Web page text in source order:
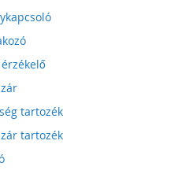
tartozék
tartozék